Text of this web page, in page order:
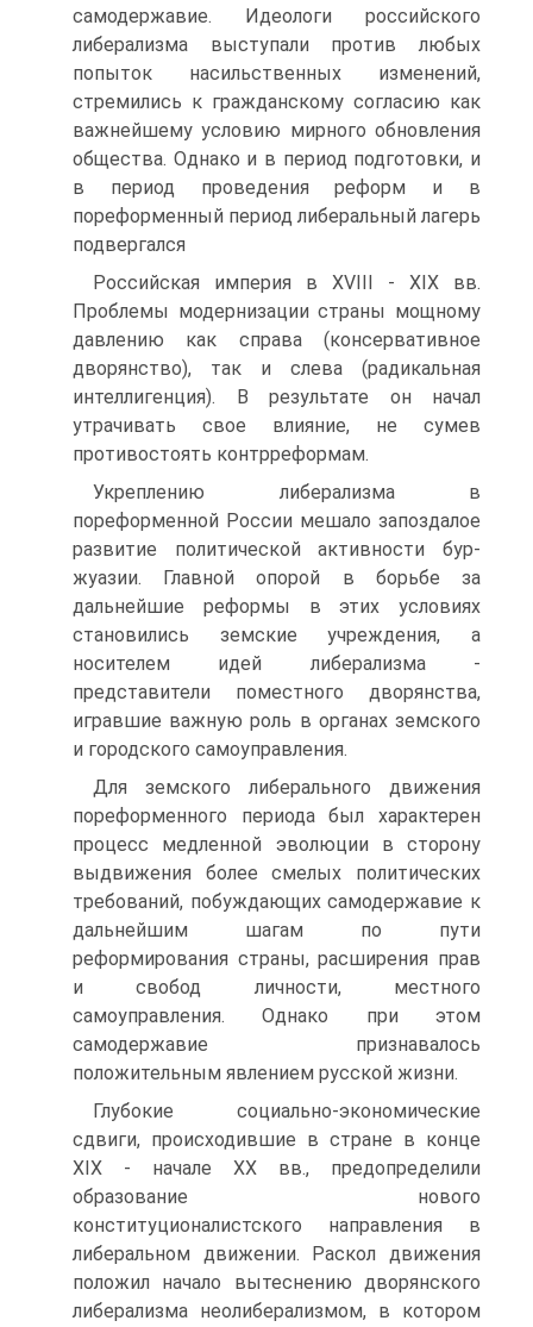
самодержавие. Идеологи российского
либерализма выступали против любых
попыток насильствен­ных изменений,
стремились к гражданскому согласию как
важнейшему условию мирного обновления
общества. Однако и в период подготовки, и
в период проведения реформ и в
пореформенный период либеральный лагерь
подвергался
Российская империя в XVIII - XIX вв.
Проблемы модернизации страны мощному
давлению как справа (консервативное
дворянство), так и слева (радикальная
интеллигенция). В результате он на­чал
утрачивать свое влияние, не сумев
противостоять контр­реформам.
Укреплению либерализма в
пореформенной России мешало запоздалое
развитие политической активности бур­
жуазии. Главной опорой в борьбе за
дальнейшие реформы в этих условиях
становились земские учреждения, а
носителем идей либерализма -
представители поместного дворянства,
игравшие важную роль в органах земского
и городского само­управления.
Для земского либерального движения
пореформенного периода был характерен
процесс медленной эволюции в сто­рону
выдвижения более смелых политических
требований, побуждающих самодержавие к
дальнейшим шагам по пути
реформирования страны, расширения прав
и свобод лично­сти, местного
самоуправления. Однако при этом
самодержа­вие признавалось
положительным явлением русской жизни.
Глубокие социально-экономические
сдвиги, происхо­дившие в стране в конце
XIX - начале XX вв., предопределили
образование нового
конституционалистского направления в
либеральном движении. Раскол движения
положил начало вытеснению дворянского
либерализма неолиберализмом, в котором